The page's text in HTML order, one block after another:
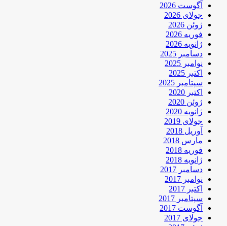
آگوست 2026
جولای 2026
ژوئن 2026
فوریه 2026
ژانویه 2026
دسامبر 2025
نوامبر 2025
اکتبر 2025
سپتامبر 2025
اکتبر 2020
ژوئن 2020
ژانویه 2020
جولای 2019
آوریل 2018
مارس 2018
فوریه 2018
ژانویه 2018
دسامبر 2017
نوامبر 2017
اکتبر 2017
سپتامبر 2017
آگوست 2017
جولای 2017